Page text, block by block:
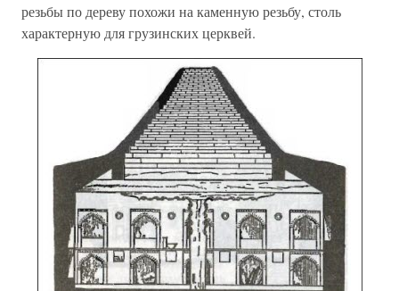
резьбы по дереву похожи на каменную резьбу, столь
характерную для грузинских церквей.